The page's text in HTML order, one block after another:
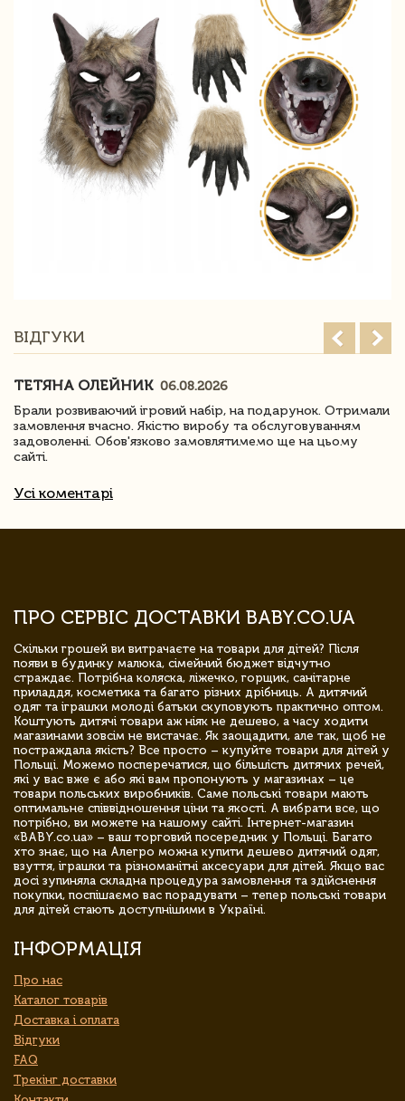
ВІДГУКИ
ТЕТЯНА ОЛЕЙНИК 06.08.2026
Брали розвиваючий ігровий набір, на подарунок. Отримали
замовлення вчасно. Якістю виробу та обслуговуванням
задоволенні. Обов'язково замовлятимемо ще на цьому
сайті.
Усі коментарі
ПРО СЕРВІС ДОСТАВКИ BABY.CO.UA
Скільки грошей ви витрачаєте на товари для дітей? Після
появи в будинку малюка, сімейний бюджет відчутно
страждає. Потрібна коляска, ліжечко, горщик, санітарне
приладдя, косметика та багато різних дрібниць. А дитячий
одяг та іграшки молоді батьки скуповують практично оптом.
Коштують дитячі товари аж ніяк не дешево, а часу ходити
магазинами зовсім не вистачає. Як заощадити, але так, щоб не
постраждала якість? Все просто – купуйте товари для дітей у
Польщі. Можемо посперечатися, що більшість дитячих речей,
які у вас вже є або які вам пропонують у магазинах – це
товари польських виробників. Саме польські товари мають
оптимальне співвідношення ціни та якості. А вибрати все, що
потрібно, ви можете на нашому сайті. Інтернет-магазин
«BABY.co.ua» – ваш торговий посередник у Польщі. Багато
хто знає, що на Алегро можна купити дешево дитячий одяг,
взуття, іграшки та різноманітні аксесуари для дітей. Якщо вас
досі зупиняла складна процедура замовлення та здійснення
покупки, поспішаємо вас порадувати – тепер польські товари
для дітей стають доступнішими в Україні.
ІНФОРМАЦІЯ
Про нас
Каталог товарів
Доставка і оплата
Відгуки
FAQ
Трекінг доставки